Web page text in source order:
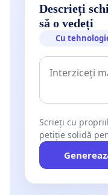
Descrieți
să o vedeți
Cu
Scrieți cu
petiție solidă